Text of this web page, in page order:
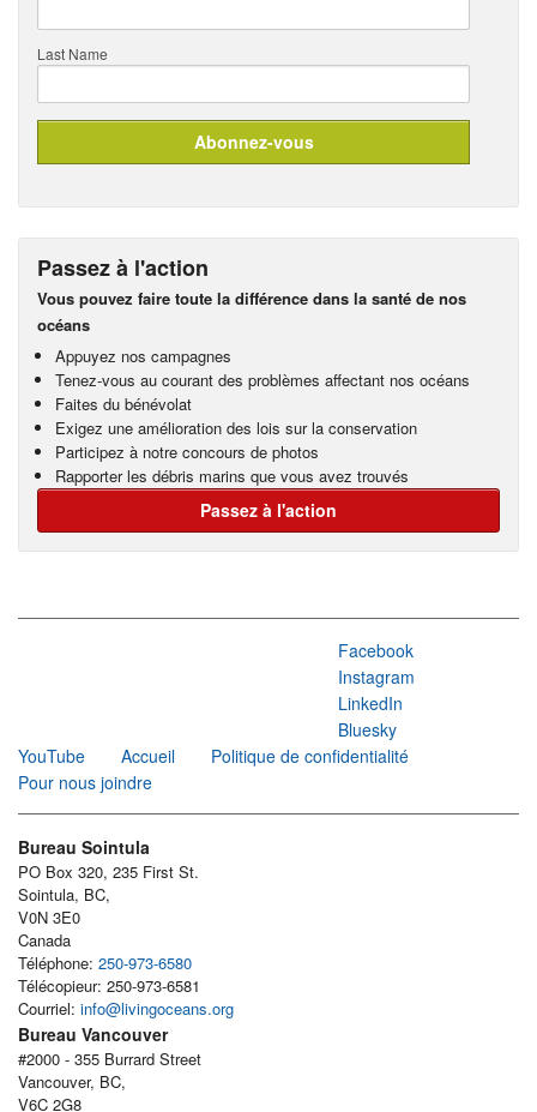
Last Name
Passez à l'action
Vous pouvez faire toute la différence dans la santé de nos
océans
Appuyez nos campagnes
Tenez-vous au courant des problèmes affectant nos océans
Faites du bénévolat
Exigez une amélioration des lois sur la conservation
Participez à notre concours de photos
Rapporter les débris marins que vous avez trouvés
Passez à l'action
Facebook
Instagram
LinkedIn
Bluesky
YouTube
Accueil
Politique de confidentialité
Pour nous joindre
Bureau Sointula
PO Box 320, 235 First St.
Sointula, BC,
V0N 3E0
Canada
Téléphone: 250-973-6580
Télécopieur: 250-973-6581
Courriel: info@livingoceans.org
Bureau Vancouver
#2000 - 355 Burrard Street
Vancouver, BC,
V6C 2G8